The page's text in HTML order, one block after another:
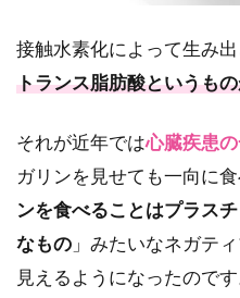
接触水素化によって生み
トランス脂肪酸というも
それが近年では心臓疾患
ガリンを見せても一向に
ンを食べることはプラス
なもの 」みたいなネガテ
見えるようになったのです